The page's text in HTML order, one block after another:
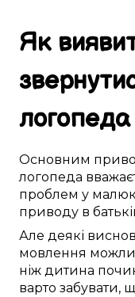
Як
логопеда
Основним
логопеда
проблем у
приводу в
Але деякі
мовлення
ніж дитина
варто забувати,